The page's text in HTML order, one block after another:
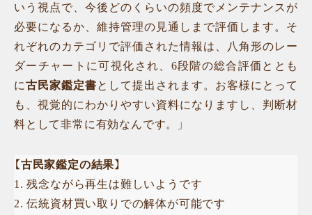
いう視点で、今後どのくらいの頻度でメンテナンスが
必要になるか、維持管理の見通しまで評価します。そ
れぞれのカテゴリで評価された情報は、八角形のレー
ダーチャートに可視化され、6段階の総合評価ととも
に古民家鑑定書として提出されます。お客様にとって
も、視覚的にわかりやすい資料になりますし、判断材
料として非常に有効なんです。」
【古民家鑑定の結果】
1. 残念ながら再生は難しいようです
2. 伝統資材買い取りでの解体が可能です